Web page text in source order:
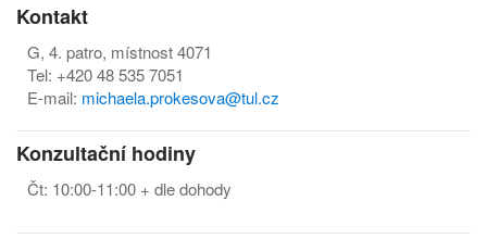
Kontakt
G, 4. patro, místnost 4071
Tel: +420 48 535 7051
E-mail: michaela.prokesova@tul.cz
Konzultační hodiny
Čt: 10:00-11:00 + dle dohody